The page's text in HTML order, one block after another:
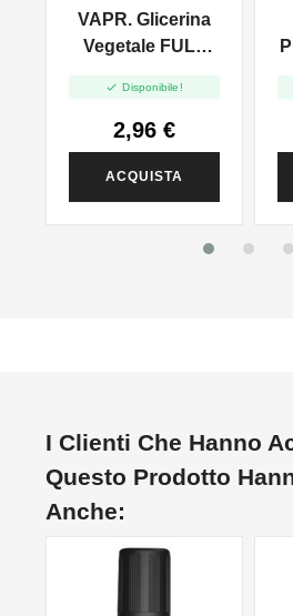
VAPR. Glicerina
Vegetale FULL
120ml
 Disponibile!
2,96 €
ACQUISTA
I Clienti Che Hanno
Questo Prodotto
Anche: